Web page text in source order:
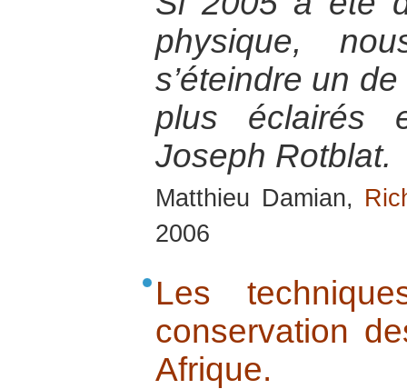
physique,
s’éteindre un
plus éclairés
Joseph Rotblat.
Matthieu Damian,
2006
Les
conservation
Afrique.